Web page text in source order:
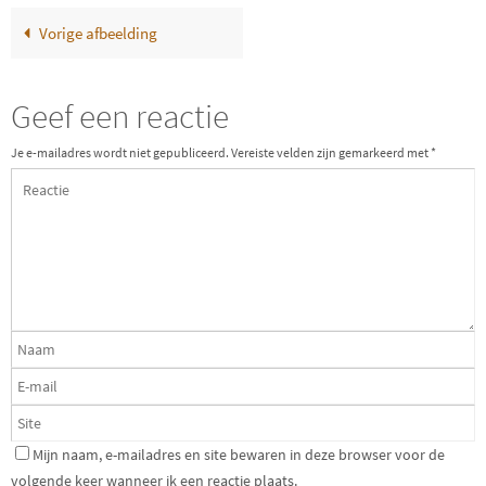
Vorige afbeelding
Geef een reactie
Je e-mailadres wordt niet gepubliceerd. Vereiste velden zijn gemarkeerd met *
Mijn naam, e-mailadres en site bewaren in deze browser voor de
volgende keer wanneer ik een reactie plaats.